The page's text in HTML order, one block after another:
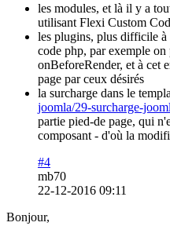
les modules, et là il y a
utilisant Flexi Custom
les plugins, plus difficile à
code php, par exemple
onBeforeRender, et à cet
page par ceux désirés
la surcharge dans le
joomla/29-surcharge-
partie pied-de page, qui
composant - d'où la
#4
mb70
22-12-2016 09:11
Bonjour,